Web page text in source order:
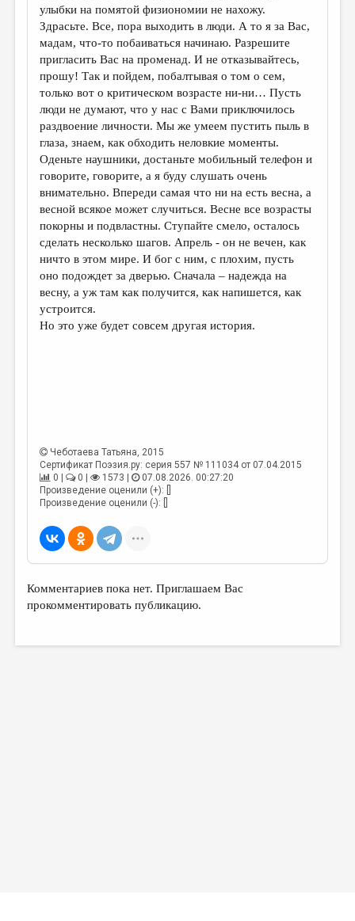
улыбки на помятой физиономии не нахожу.
Здрасьте. Все, пора выходить в люди. А то я за Вас,
мадам, что-то побаиваться начинаю. Разрешите
пригласить Вас на променад. И не отказывайтесь,
прошу! Так и пойдем, побалтывая о том о сем,
только вот о критическом возрасте ни-ни… Пусть
люди не думают, что у нас с Вами приключилось
раздвоение личности. Мы же умеем пустить пыль в
глаза, знаем, как обходить неловкие моменты.
Оденьте наушники, достаньте мобильный телефон и
говорите, говорите, а я буду слушать очень
внимательно. Впереди самая что ни на есть весна, а
весной всякое может случиться. Весне все возрасты
покорны и подвластны. Ступайте смело, осталось
сделать несколько шагов. Апрель - он не вечен, как
ничто в этом мире. И бог с ним, с плохим, пусть
оно подождет за дверью. Сначала – надежда на
весну, а уж там как получится, как напишется, как
устроится.
Но это уже будет совсем другая история.
Чеботаева Татьяна, 2015
Сертификат Поэзия.ру: серия 557 № 111034 от 07.04.2015
0 |
0 | 1573 |
07.08.2026. 00:27:20
Произведение оценили (+): []
Произведение оценили (-): []
Комментариев пока нет. Приглашаем Вас
прокомментировать публикацию.